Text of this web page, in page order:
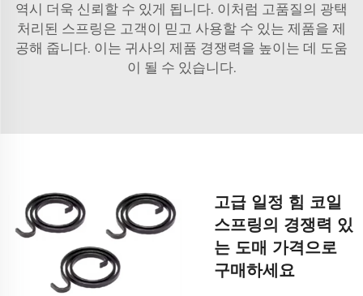
역시 더욱 신뢰할 수 있게 됩니다. 이처럼 고품질의 광택
처리된 스프링은 고객이 믿고 사용할 수 있는 제품을 제
공해 줍니다. 이는 귀사의 제품 경쟁력을 높이는 데 도움
이 될 수 있습니다.
고급 일정 힘 코일
스프링의 경쟁력 있
는 도매 가격으로
구매하세요